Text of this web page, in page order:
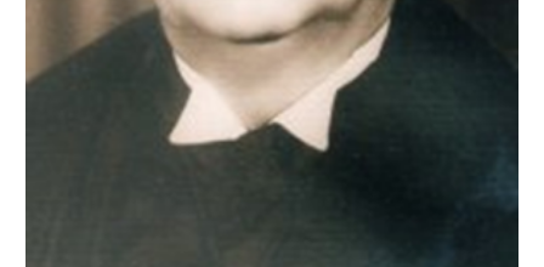
Newsletter.
Assine e receba os conteúdos no seu e-mail.